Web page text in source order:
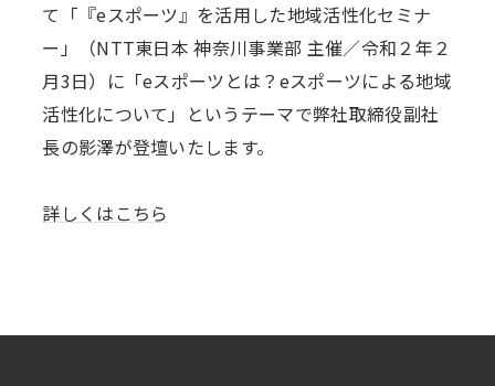
て「『eスポーツ』を活用した地域活性化セミナ
ー」（NTT東日本 神奈川事業部 主催／令和２年２
月3日）に「eスポーツとは？eスポーツによる地域
活性化について」というテーマで弊社取締役副社
長の影澤が登壇いたします。
詳しくはこちら